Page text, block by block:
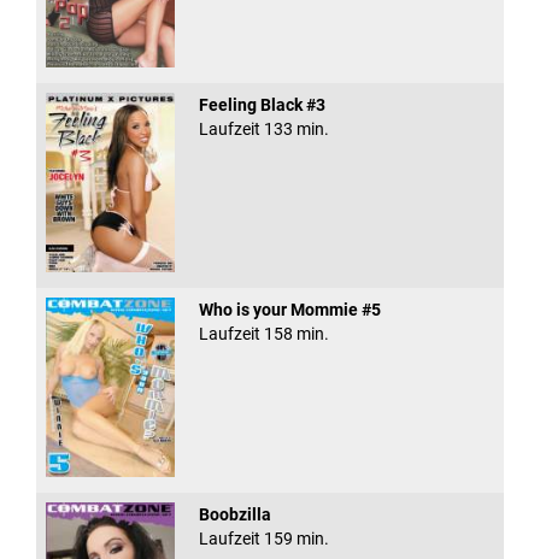
Feeling Black #3
Laufzeit 133 min.
Who is your Mommie #5
Laufzeit 158 min.
Boobzilla
Laufzeit 159 min.